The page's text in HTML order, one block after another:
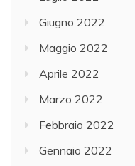
Giugno 2022
Maggio 2022
Aprile 2022
Marzo 2022
Febbraio 2022
Gennaio 2022